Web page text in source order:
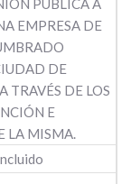
PÚBLICA A
EMPRESA DE
DE
TRAVÉS DE LOS
E
LA MISMA.